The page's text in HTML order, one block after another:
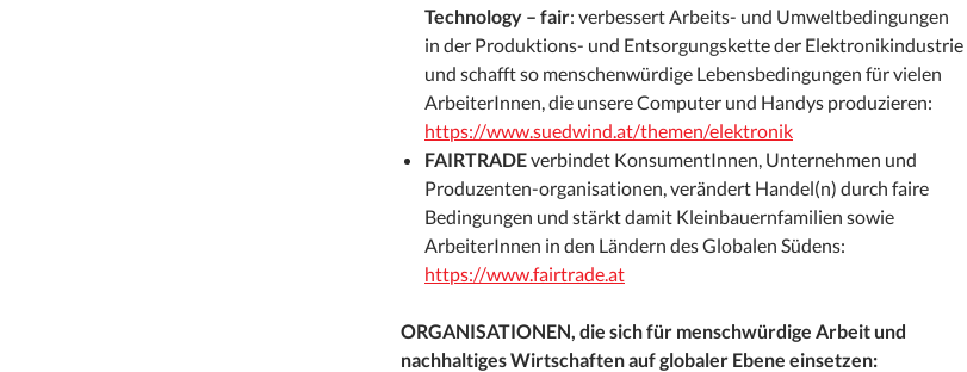
Technology – fair: verbessert Arbeits- und Umweltbedingungen
in der Produktions- und Entsorgungskette der Elektronikindustrie
und schafft so menschenwürdige Lebensbedingungen für vielen
ArbeiterInnen, die unsere Computer und Handys produzieren:
https://www.suedwind.at/themen/elektronik
FAIRTRADEverbindet KonsumentInnen, Unternehmen und
Produzenten-organisationen, verändert Handel(n) durch faire
Bedingungen und stärkt damit Kleinbauernfamilien sowie
ArbeiterInnen in den Ländern des Globalen Südens:
https://www.fairtrade.at
ORGANISATIONEN, die sich für menschwürdige Arbeit und
nachhaltiges Wirtschaften auf globaler Ebene einsetzen: